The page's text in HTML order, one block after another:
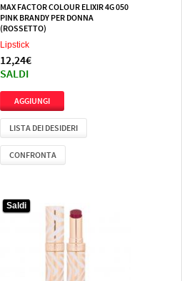
MAX FACTOR COLOUR ELIXIR 4G 050
PINK BRANDY PER DONNA
(ROSSETTO)
Lipstick
12,24€
SALDI
LISTA DEI DESIDERI
CONFRONTA
Saldi
Saldi